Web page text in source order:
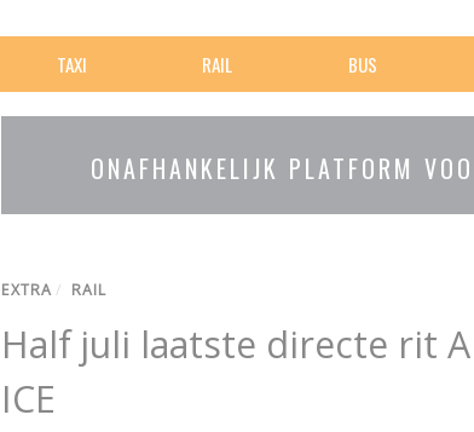
TAXI RAIL BUS
ONAFHANKELIJK PLATFORM
EXTRA / RAIL
Half juli laatste directe rit
ICE